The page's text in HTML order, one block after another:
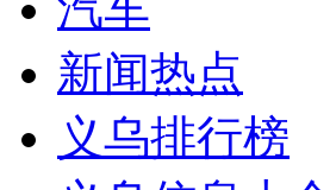
新闻热点
义乌排行榜